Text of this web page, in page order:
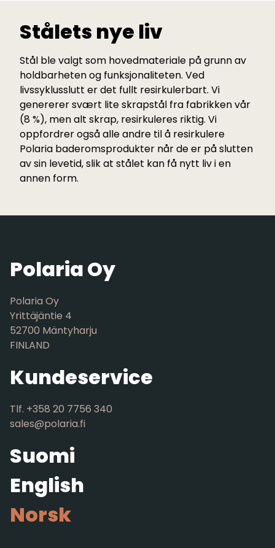
Stålets nye liv
Stål ble valgt som hovedmateriale på grunn av
holdbarheten og funksjonaliteten. Ved
livssyklusslutt er det fullt resirkulerbart. Vi
genererer svært lite skrapstål fra fabrikken vår
(8 %), men alt skrap, resirkuleres riktig. Vi
oppfordrer også alle andre til å resirkulere
Polaria baderomsprodukter når de er på slutten
av sin levetid, slik at stålet kan få nytt liv i en
annen form.
Polaria Oy
Polaria Oy
Yrittäjäntie 4
52700 Mäntyharju
FINLAND
Kundeservice
Tlf. +358 20 7756 340
sales@polaria.fi
Suomi
English
Norsk